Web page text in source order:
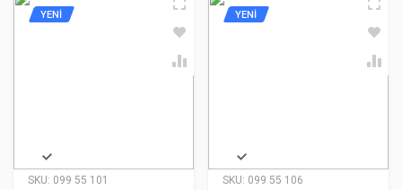
SKU: 099 55 101
YENİ
SKU: 099 55 106
YENİ